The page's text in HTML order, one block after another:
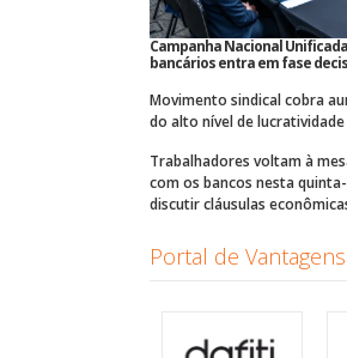
Campanha Nacional
bancários entra em fase
Movimento sindical cobra
do alto nível de
Trabalhadores voltam à
com os bancos nesta
discutir cláusulas
Portal de Vantagens